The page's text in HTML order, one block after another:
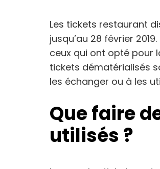
Les tickets restaurant
jusqu’au 28 février
ceux qui ont opté pour
tickets dématérialisés
les échanger ou à les
Que faire
utilisés ?